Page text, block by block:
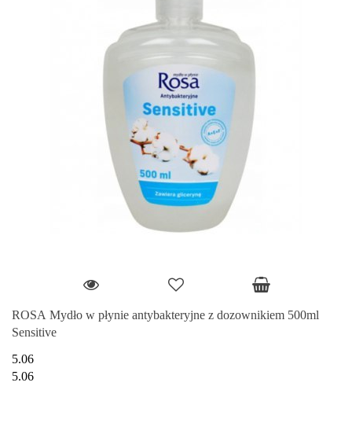
ROSA Mydło w płynie antybakteryjne z dozownikiem 500ml
Sensitive
5.06
5.06